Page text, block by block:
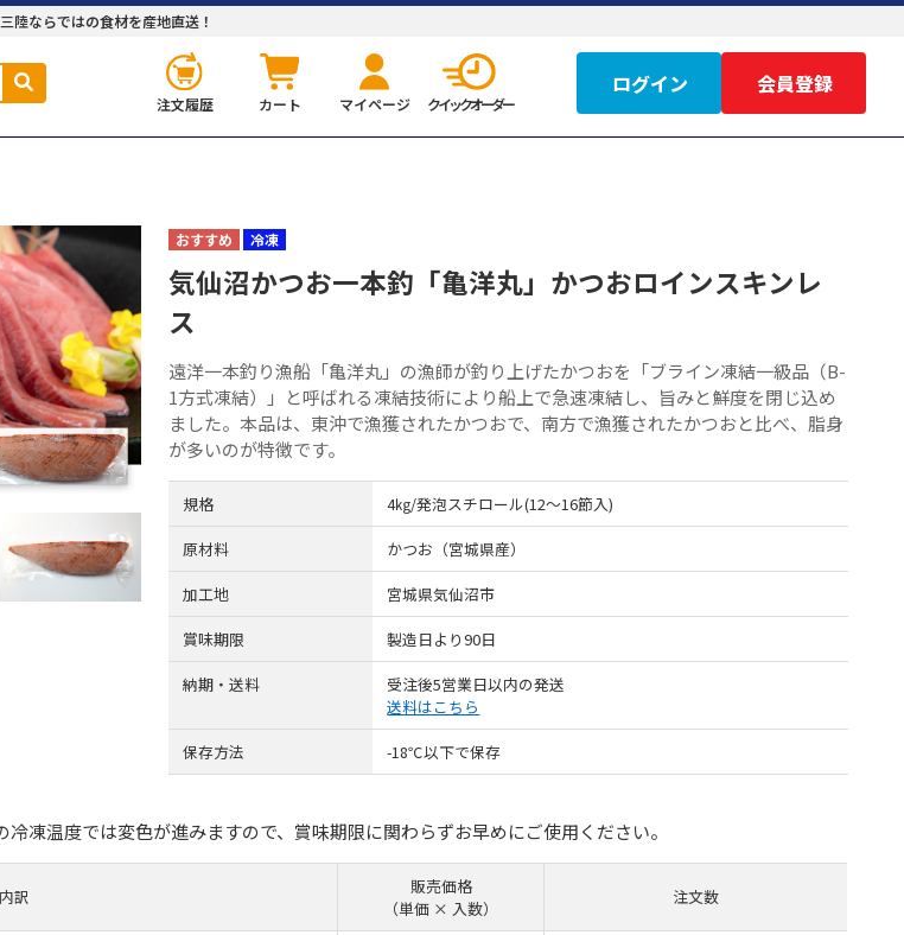
三陸ならではの食材を産地直送！
注文履歴 カート マイページ クイックオーダー
ログイン
冷凍
気仙沼かつお一本釣「亀洋丸」かつおロインスキンレ
ス
遠洋一本釣り漁船「亀洋丸」の漁師が釣り上げたかつおを「ブライン凍結一級品（B-
1方式凍結）」と呼ばれる凍結技術により船上で急速凍結し、旨みと鮮度を閉じ込め
ました。本品は、東沖で漁獲されたかつおで、南方で漁獲されたかつおと比べ、脂身
が多いのが特徴です。
規格
4㎏/発泡スチロール(12～16節入)
原材料
かつお（宮城県産）
加工地
宮城県気仙沼市
賞味期限
製造日より90日
納期・送料
受注後5営業日以内の発送
送料はこちら
保存方法
-18℃以下で保存
凍温度では変色が進みますので、賞味期限に関わらずお早めにご使用ください。
内訳
販売価格
（単価 × 入数）
注文数